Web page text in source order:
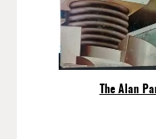
The Alan